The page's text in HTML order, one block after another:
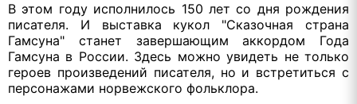
В этом году исполнилось 150 лет со дня рождения
писателя. И выставка кукол "Сказочная страна
Гамсуна" станет завершающим аккордом Года
Гамсуна в России. Здесь можно увидеть не только
героев произведений писателя, но и встретиться с
персонажами норвежского фольклора.